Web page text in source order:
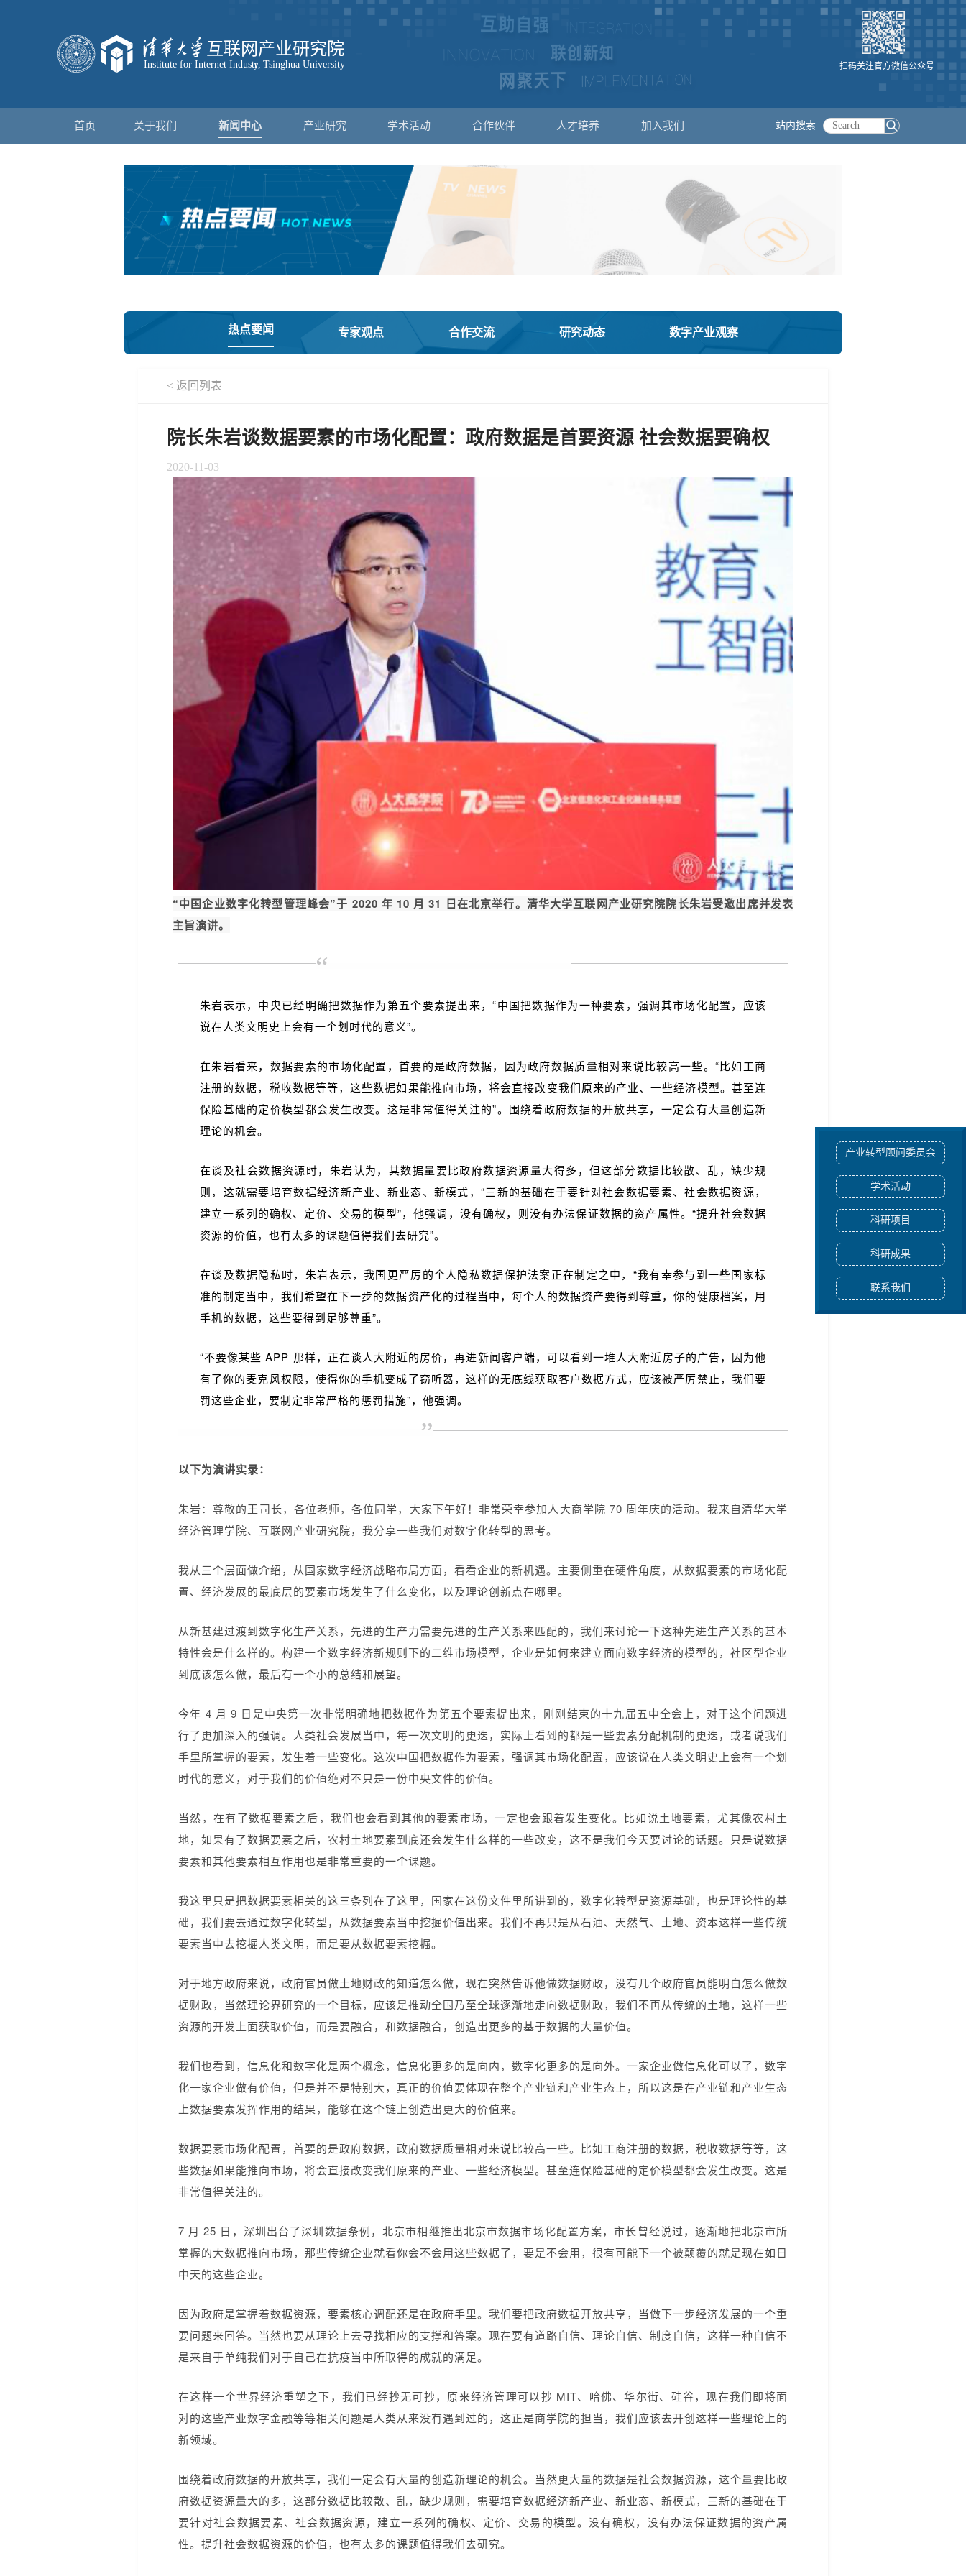
扫码关注官方微信公众号
首页 关于我们 新闻中心 产业研究 学术活动 合作伙伴 人才培养 加入我们 站内搜索
产业转型顾问委员会
学术活动
科研项目
科研成果
联系我们
热点要闻 专家观点 合作交流 研究动态 数字产业观察
< 返回列表
院长朱岩谈数据要素的市场化配置：政府数据是首要资源 社会数据要确权
2020-11-03
“中国企业数字化转型管理峰会”于 2020 年 10 月 31 日在北京举行。清华大学互联网产业研究院院长朱岩受邀出席并发表
主旨演讲。
“
朱岩表示，中央已经明确把数据作为第五个要素提出来，“中国把数据作为一种要素，强调其市场化配置，应该
说在人类文明史上会有一个划时代的意义”。
在朱岩看来，数据要素的市场化配置，首要的是政府数据，因为政府数据质量相对来说比较高一些。“比如工商
注册的数据，税收数据等等，这些数据如果能推向市场，将会直接改变我们原来的产业、一些经济模型。甚至连
保险基础的定价模型都会发生改变。这是非常值得关注的”。围绕着政府数据的开放共享，一定会有大量创造新
理论的机会。
在谈及社会数据资源时，朱岩认为，其数据量要比政府数据资源量大得多，但这部分数据比较散、乱，缺少规
则，这就需要培育数据经济新产业、新业态、新模式，“三新的基础在于要针对社会数据要素、社会数据资源，
建立一系列的确权、定价、交易的模型”，他强调，没有确权，则没有办法保证数据的资产属性。“提升社会数据
资源的价值，也有太多的课题值得我们去研究”。
在谈及数据隐私时，朱岩表示，我国更严厉的个人隐私数据保护法案正在制定之中，“我有幸参与到一些国家标
准的制定当中，我们希望在下一步的数据资产化的过程当中，每个人的数据资产要得到尊重，你的健康档案，用
手机的数据，这些要得到足够尊重”。
“不要像某些 APP 那样，正在谈人大附近的房价，再进新闻客户端，可以看到一堆人大附近房子的广告，因为他
有了你的麦克风权限，使得你的手机变成了窃听器，这样的无底线获取客户数据方式，应该被严厉禁止，我们要
罚这些企业，要制定非常严格的惩罚措施”，他强调。
”
以下为演讲实录：
朱岩：尊敬的王司长，各位老师，各位同学，大家下午好！非常荣幸参加人大商学院 70 周年庆的活动。我来自清华大学
经济管理学院、互联网产业研究院，我分享一些我们对数字化转型的思考。
我从三个层面做介绍，从国家数字经济战略布局方面，看看企业的新机遇。主要侧重在硬件角度，从数据要素的市场化配
置、经济发展的最底层的要素市场发生了什么变化，以及理论创新点在哪里。
从新基建过渡到数字化生产关系，先进的生产力需要先进的生产关系来匹配的，我们来讨论一下这种先进生产关系的基本
特性会是什么样的。构建一个数字经济新规则下的二维市场模型，企业是如何来建立面向数字经济的模型的，社区型企业
到底该怎么做，最后有一个小的总结和展望。
今年 4 月 9 日是中央第一次非常明确地把数据作为第五个要素提出来，刚刚结束的十九届五中全会上，对于这个问题进
行了更加深入的强调。人类社会发展当中，每一次文明的更迭，实际上看到的都是一些要素分配机制的更迭，或者说我们
手里所掌握的要素，发生着一些变化。这次中国把数据作为要素，强调其市场化配置，应该说在人类文明史上会有一个划
时代的意义，对于我们的价值绝对不只是一份中央文件的价值。
当然，在有了数据要素之后，我们也会看到其他的要素市场，一定也会跟着发生变化。比如说土地要素，尤其像农村土
地，如果有了数据要素之后，农村土地要素到底还会发生什么样的一些改变，这不是我们今天要讨论的话题。只是说数据
要素和其他要素相互作用也是非常重要的一个课题。
我这里只是把数据要素相关的这三条列在了这里，国家在这份文件里所讲到的，数字化转型是资源基础，也是理论性的基
础，我们要去通过数字化转型，从数据要素当中挖掘价值出来。我们不再只是从石油、天然气、土地、资本这样一些传统
要素当中去挖掘人类文明，而是要从数据要素挖掘。
对于地方政府来说，政府官员做土地财政的知道怎么做，现在突然告诉他做数据财政，没有几个政府官员能明白怎么做数
据财政，当然理论界研究的一个目标，应该是推动全国乃至全球逐渐地走向数据财政，我们不再从传统的土地，这样一些
资源的开发上面获取价值，而是要融合，和数据融合，创造出更多的基于数据的大量价值。
我们也看到，信息化和数字化是两个概念，信息化更多的是向内，数字化更多的是向外。一家企业做信息化可以了，数字
化一家企业做有价值，但是并不是特别大，真正的价值要体现在整个产业链和产业生态上，所以这是在产业链和产业生态
上数据要素发挥作用的结果，能够在这个链上创造出更大的价值来。
数据要素市场化配置，首要的是政府数据，政府数据质量相对来说比较高一些。比如工商注册的数据，税收数据等等，这
些数据如果能推向市场，将会直接改变我们原来的产业、一些经济模型。甚至连保险基础的定价模型都会发生改变。这是
非常值得关注的。
7 月 25 日，深圳出台了深圳数据条例，北京市相继推出北京市数据市场化配置方案，市长曾经说过，逐渐地把北京市所
掌握的大数据推向市场，那些传统企业就看你会不会用这些数据了，要是不会用，很有可能下一个被颠覆的就是现在如日
中天的这些企业。
因为政府是掌握着数据资源，要素核心调配还是在政府手里。我们要把政府数据开放共享，当做下一步经济发展的一个重
要问题来回答。当然也要从理论上去寻找相应的支撑和答案。现在要有道路自信、理论自信、制度自信，这样一种自信不
是来自于单纯我们对于自己在抗疫当中所取得的成就的满足。
在这样一个世界经济重塑之下，我们已经抄无可抄，原来经济管理可以抄 MIT、哈佛、华尔街、硅谷，现在我们即将面
对的这些产业数字金融等等相关问题是人类从来没有遇到过的，这正是商学院的担当，我们应该去开创这样一些理论上的
新领域。
围绕着政府数据的开放共享，我们一定会有大量的创造新理论的机会。当然更大量的数据是社会数据资源，这个量要比政
府数据资源量大的多，这部分数据比较散、乱，缺少规则，需要培育数据经济新产业、新业态、新模式，三新的基础在于
要针对社会数据要素、社会数据资源，建立一系列的确权、定价、交易的模型。没有确权，没有办法保证数据的资产属
性。提升社会数据资源的价值，也有太多的课题值得我们去研究。